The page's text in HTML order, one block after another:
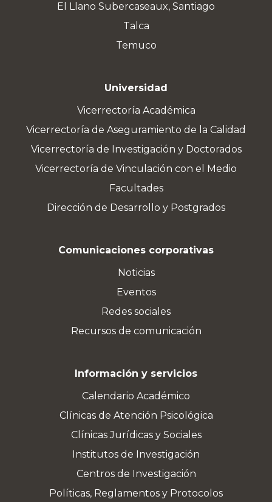
El Llano Subercaseaux, Santiago
Talca
Temuco
Universidad
Vicerrectoría Académica
Vicerrectoría de Aseguramiento de la Calidad
Vicerrectoría de Investigación y Doctorados
Vicerrectoría de Vinculación con el Medio
Facultades
Dirección de Desarrollo y Postgrados
Comunicaciones corporativas
Noticias
Eventos
Redes sociales
Recursos de comunicación
Información y servicios
Calendario Académico
Clínicas de Atención Psicológica
Clínicas Jurídicas y Sociales
Institutos de Investigación
Centros de Investigación
Políticas, Reglamentos y Protocolos